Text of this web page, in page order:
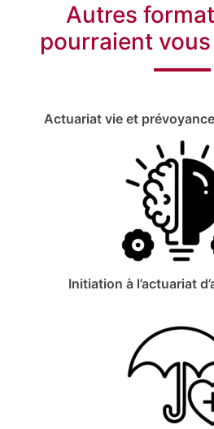
Autres
pourraient
Actuariat vie et
Initiation à l’actuariat